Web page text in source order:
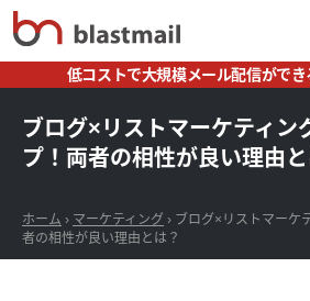
低コストで大規模メール配信がで
ブログ×リストマーケティン
プ！両者の相性が良い理由と
ホーム › マーケティング › ブログ×リストマーケ
者の相性が良い理由とは？